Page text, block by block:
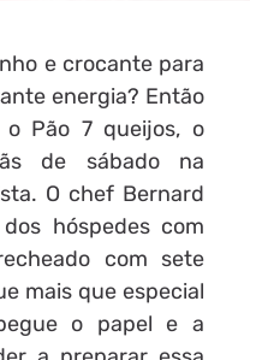
e crocante para
energia? Então
Pão 7 queijos, o
de sábado na
O chef Bernard
hóspedes com
com sete
mais que especial
o papel e a